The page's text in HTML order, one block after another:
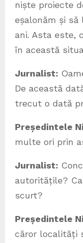
niște proiecte
eșalonăm și
ani. Asta este,
în această
Jurnalist:
De această
trecut o dată
Președintele
multe ori prin
Jurnalist:
autoritățile?
scurt?
Președintele
căror localități